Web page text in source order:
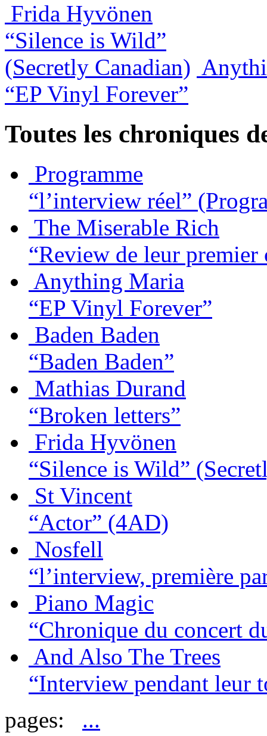
Frida Hyvönen
“Silence is Wild”
(Secretly Canadian)
“EP Vinyl Forever”
Toutes les chroniques
Programme
“l’interview réel”
The Miserable Rich
“Review de leur premier
Anything Maria
“EP Vinyl Forever”
Baden Baden
“Baden Baden”
Mathias Durand
“Broken letters”
Frida Hyvönen
“Silence is Wild”
St Vincent
“Actor” (4AD)
Nosfell
“l’interview, première
Piano Magic
“Chronique du concert
And Also The Trees
“Interview pendant leur
pages: ...